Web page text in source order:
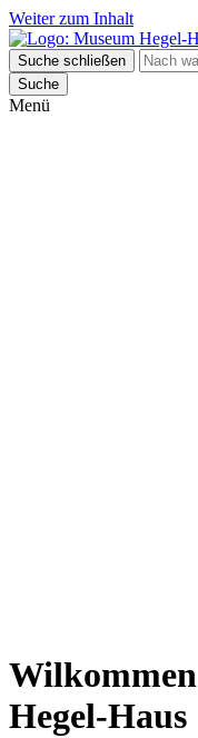
Weiter zum Inhalt
Suche schließen
Suche
Menü
Hegel-Haus